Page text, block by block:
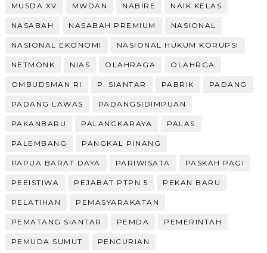
MUSDA XV MWDAN NABIRE NAIK KELAS
NASABAH NASABAH PREMIUM NASIONAL
NASIONAL EKONOMI NASIONAL HUKUM KORUPSI
NETMONK NIAS OLAHRAGA OLAHRGA
OMBUDSMAN RI P. SIANTAR PABRIK PADANG
PADANG LAWAS PADANGSIDIMPUAN
PAKANBARU PALANGKARAYA PALAS
PALEMBANG PANGKAL PINANG
PAPUA BARAT DAYA PARIWISATA PASKAH PAGI
PEEISTIWA PEJABAT PTPN 5 PEKAN BARU
PELATIHAN PEMASYARAKATAN
PEMATANG SIANTAR PEMDA PEMERINTAH
PEMUDA SUMUT PENCURIAN